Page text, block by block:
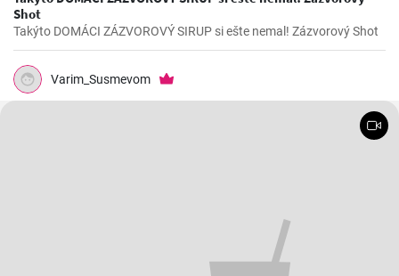
Shot
Takýto DOMÁCI ZÁZVOROVÝ SIRUP si ešte nemal! Zázvorový Shot
Varim_Susmevom